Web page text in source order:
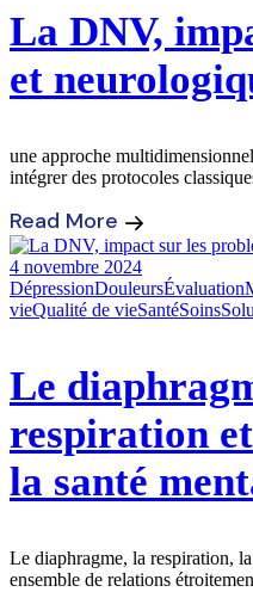
La DNV,
et
une approche
intégrer des protocoles
Read More
4 novembre 2024
DépressionDouleursÉvaluation
vieQualité de vieSantéSoins
Le
respiration
la santé
Le diaphragme, la respiration,
ensemble de relations